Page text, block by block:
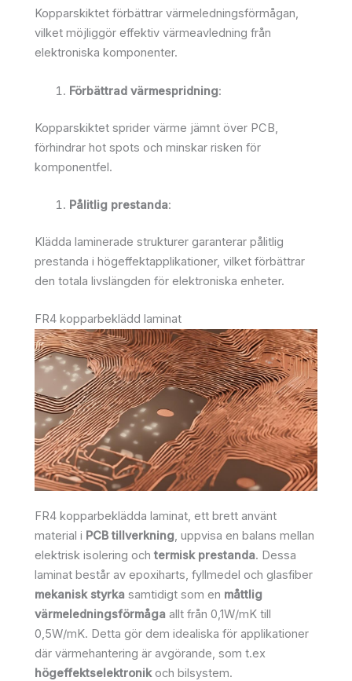
Kopparskiktet förbättrar värmeledningsförmågan,
vilket möjliggör effektiv värmeavledning från
elektroniska komponenter.
Förbättrad värmespridning:
Kopparskiktet sprider värme jämnt över PCB,
förhindrar hot spots och minskar risken för
komponentfel.
Pålitlig prestanda:
Klädda laminerade strukturer garanterar pålitlig
prestanda i högeffektapplikationer, vilket förbättrar
den totala livslängden för elektroniska enheter.
FR4 kopparbeklädd laminat
FR4 kopparbeklädda laminat, ett brett använt
material i PCB tillverkning, uppvisa en balans mellan
elektrisk isolering och termisk prestanda. Dessa
laminat består av epoxiharts, fyllmedel och glasfiber
mekanisk styrka samtidigt som en måttlig
värmeledningsförmåga allt från 0,1W/mK till
0,5W/mK. Detta gör dem idealiska för applikationer
där värmehantering är avgörande, som t.ex
högeffektselektronikoch bilsystem.